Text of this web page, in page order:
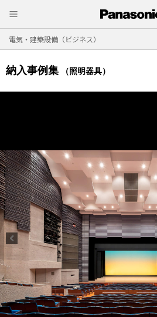
電気・建築設備（ビジネス）
納入事例集 （照明器具）